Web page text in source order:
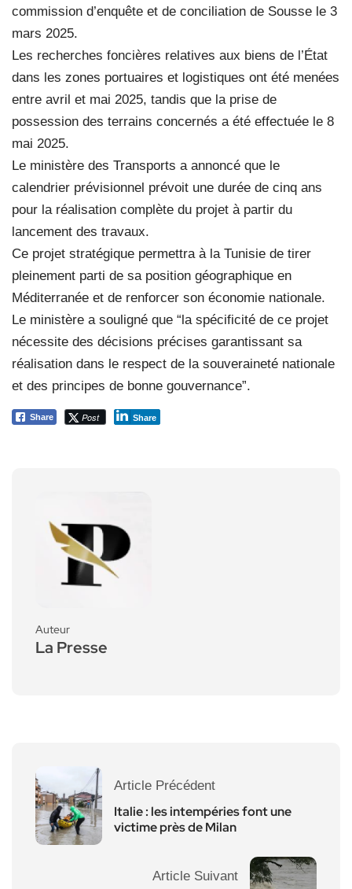
commission d’enquête et de conciliation de Sousse le 3
mars 2025.
Les recherches foncières relatives aux biens de l’État
dans les zones portuaires et logistiques ont été menées
entre avril et mai 2025, tandis que la prise de
possession des terrains concernés a été effectuée le 8
mai 2025.
Le ministère des Transports a annoncé que le
calendrier prévisionnel prévoit une durée de cinq ans
pour la réalisation complète du projet à partir du
lancement des travaux.
Ce projet stratégique permettra à la Tunisie de tirer
pleinement parti de sa position géographique en
Méditerranée et de renforcer son économie nationale.
Le ministère a souligné que “la spécificité de ce projet
nécessite des décisions précises garantissant sa
réalisation dans le respect de la souveraineté nationale
et des principes de bonne gouvernance”.
Share Post Share
Auteur
La Presse
Article Précédent
Italie : les intempéries font une
victime près de Milan
Article Suivant